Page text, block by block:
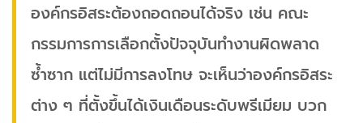
องค์กรอิสระต้องถอดถอนได้จริง เช่น คณะ
กรรมการการเลือกตั้งปัจจุบันทำงานผิดพลาด
ซ้ำซาก แต่ไม่มีการลงโทษ จะเห็นว่าองค์กรอิสระ
ต่าง ๆ ที่ตั้งขึ้นได้เงินเดือนระดับพรีเมียม บวก